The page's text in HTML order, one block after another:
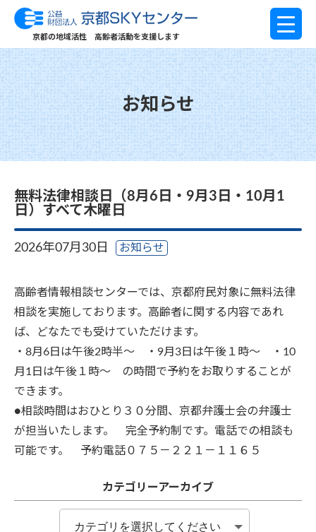
京都の地域活性 高齢者活動を支援します
お知らせ
無料法律相談日（8月6日・9月3日・10月1
日）すべて木曜日
2026年07月30日 お知らせ
高齢者情報相談センターでは、京都府民対象に無料法律
相談を実施しております。高齢者に関する内容であれ
ば、どなたでも受けていただけます。
・8月6日は午後2時半～ ・9月3日は午後１時～ ・10
月1日は午後１時～ の時間で予約をお取りすることが
できます。
●相談時間はおひとり３０分間、京都弁護士会の弁護士
が担当いたします。 完全予約制です。電話での相談も
可能です。 予約電話０７５－２２１－１１６５
カテゴリーアーカイブ